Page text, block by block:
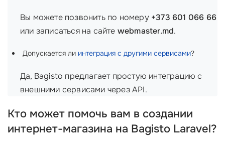
Вы можете позвонить по номеру +373 601 066 66
или записаться на сайте webmaster.md.
Допускается ли интеграция с другими сервисами?
Да, Bagisto предлагает простую интеграцию с
внешними сервисами через API.
Кто может помочь вам в создании
интернет-магазина на Bagisto Laravel?